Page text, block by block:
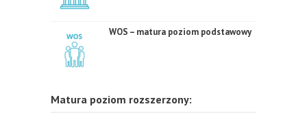
WOS – matura poziom podstawowy
Matura poziom rozszerzony: